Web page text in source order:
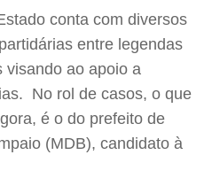
conta com diversos
entre legendas
visando ao apoio a
No rol de casos, o que
é o do prefeito de
(MDB), candidato à